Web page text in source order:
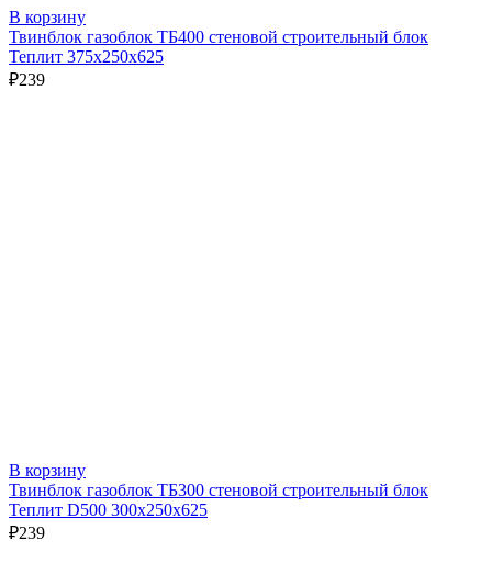
В корзину
Твинблок газоблок ТБ400 стеновой строительный блок
Теплит 375х250х625
₽239
В корзину
Твинблок газоблок ТБ300 стеновой строительный блок
Теплит D500 300х250х625
₽239